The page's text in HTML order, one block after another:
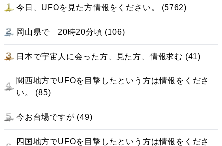
今日、UFOを見た方情報をください。 (5762)
岡山県で 20時20分頃 (106)
日本で宇宙人に会った方、見た方、情報求む (41)
関西地方でUFOを目撃したという方は情報をくださ
い。 (85)
今お台場ですが (49)
四国地方でUFOを目撃したという方は情報をくださ